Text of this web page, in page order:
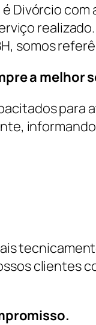
Divórcio
somos
a melhor
para
clientes